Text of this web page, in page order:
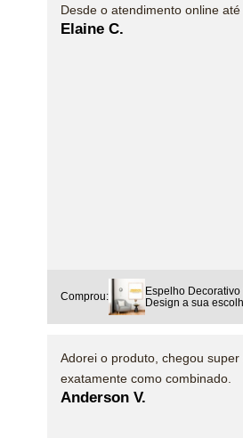
Desde o atendimento online
Elaine C.
Comprou:
Espelho
Design a sua
Adorei o produto, chegou
exatamente como combinado.
Anderson V.